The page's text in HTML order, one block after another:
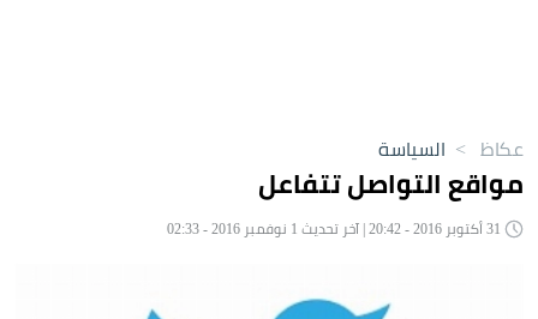
عكاظ > السياسة
مواقع التواصل تتفاعل